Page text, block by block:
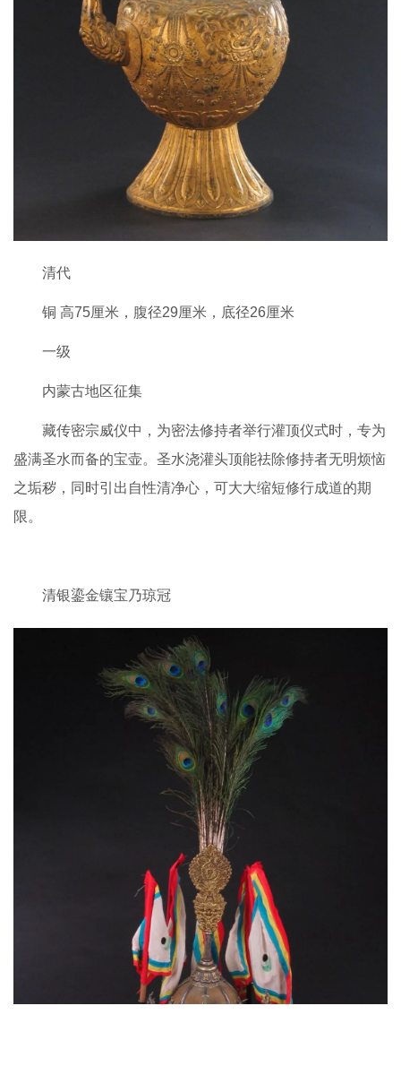
清代
铜 高75厘米，腹径29厘米，底径26厘米
一级
内蒙古地区征集
藏传密宗威仪中，为密法修持者举行灌顶仪式时，专为
盛满圣水而备的宝壶。圣水浇灌头顶能祛除修持者无明烦恼
之垢秽，同时引出自性清净心，可大大缩短修行成道的期
限。
清银鎏金镶宝乃琼冠